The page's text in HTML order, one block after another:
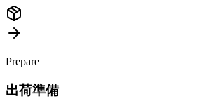
Prepare
出荷準備